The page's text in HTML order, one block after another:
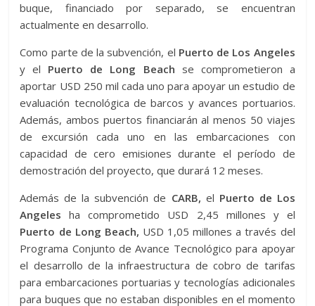
buque, financiado por separado, se encuentran
actualmente en desarrollo.
Como parte de la subvención, el Puerto de Los Angeles
y el Puerto de Long Beach se comprometieron a
aportar USD 250 mil cada uno para apoyar un estudio de
evaluación tecnológica de barcos y avances portuarios.
Además, ambos puertos financiarán al menos 50 viajes
de excursión cada uno en las embarcaciones con
capacidad de cero emisiones durante el período de
demostración del proyecto, que durará 12 meses.
Además de la subvención de CARB, el Puerto de Los
Angeles ha comprometido USD 2,45 millones y el
Puerto de Long Beach, USD 1,05 millones a través del
Programa Conjunto de Avance Tecnológico para apoyar
el desarrollo de la infraestructura de cobro de tarifas
para embarcaciones portuarias y tecnologías adicionales
para buques que no estaban disponibles en el momento